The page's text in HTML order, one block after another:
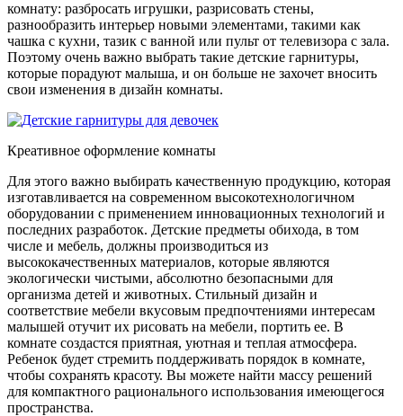
комнату: разбросать игрушки, разрисовать стены,
разнообразить интерьер новыми элементами, такими как
чашка с кухни, тазик с ванной или пульт от телевизора с зала.
Поэтому очень важно выбрать такие детские гарнитуры,
которые порадуют малыша, и он больше не захочет вносить
свои изменения в дизайн комнаты.
Креативное оформление комнаты
Для этого важно выбирать качественную продукцию, которая
изготавливается на современном высокотехнологичном
оборудовании с применением инновационных технологий и
последних разработок. Детские предметы обихода, в том
числе и мебель, должны производиться из
высококачественных материалов, которые являются
экологически чистыми, абсолютно безопасными для
организма детей и животных. Стильный дизайн и
соответствие мебели вкусовым предпочтениями интересам
малышей отучит их рисовать на мебели, портить ее. В
комнате создастся приятная, уютная и теплая атмосфера.
Ребенок будет стремить поддерживать порядок в комнате,
чтобы сохранять красоту. Вы можете найти массу решений
для компактного рационального использования имеющегося
пространства.